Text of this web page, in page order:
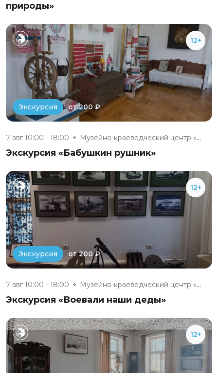
природы»
12+
Экскурсия от 200 ₽
7 авг 10:00 - 18:00 Музейно-краеведческий центр «Д...
Экскурсия «Бабушкин рушник»
12+
Экскурсия от 200 ₽
7 авг 10:00 - 18:00 Музейно-краеведческий центр «Д...
Экскурсия «Воевали наши деды»
12+